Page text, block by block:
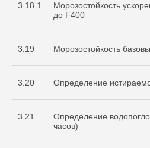
3.18.1
Морозостойкость
до F400
3.19 Морозостойкость
3.20 Определение
3.21
Определение
часов)